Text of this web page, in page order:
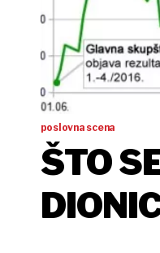
poslovna scena
ŠTO